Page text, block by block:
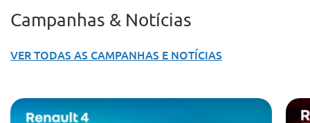
Campanhas & Notícias
VER TODAS AS CAMPANHAS E NOTÍCIAS